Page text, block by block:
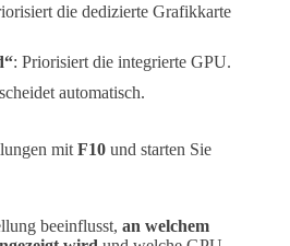
die dedizierte Grafikkarte
: Priorisiert die integrierte GPU.
automatisch.
mit F10 und starten Sie
beeinflusst, an welchem